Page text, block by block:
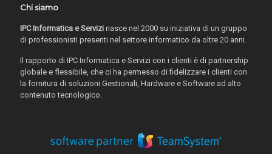
Chi siamo
IPC Informatica e Servizi nasce nel 2000 su iniziativa di un gruppo
di professionisti presenti nel settore informatico da oltre 20 anni.
Il rapporto di IPC Informatica e Servizi con i clienti è di partnership
globale e flessibile, che ci ha permesso di fidelizzare i clienti con
la fornitura di soluzioni Gestionali, Hardware e Software ad alto
contenuto tecnologico.